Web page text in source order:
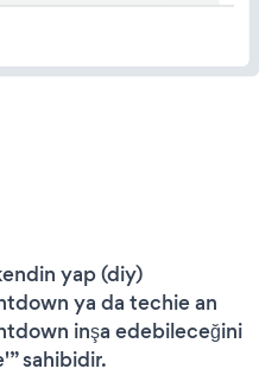
yap (diy)
ya da techie an
inşa edebileceğini
sahibidir.